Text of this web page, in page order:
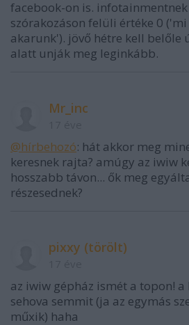
facebook-on is.
szórakozáson felüli értéke 0
akarunk'). jövő hétre kell belőle
alatt unják meg leginkább.
Mr_inc
@hírbehozó: hát akkor meg
keresnek rajta? amúgy az iwiw
hosszabb távon... ők meg
részesednek?
pixxy (törölt)
az iwiw gépház ismét a topon! a
sehova semmit (ja az egymás
műxik) haha